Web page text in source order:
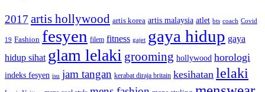
2017 artis hollywood artis korea artis malaysia atlet bts coach Covid
19 Fashion fesyen filem fitness gajet gaya hidup gaya
hidup sihat glam lelaki grooming hollywood horologi
indeks fesyen isu jam tangan kerabat diraja britain kesihatan lelaki